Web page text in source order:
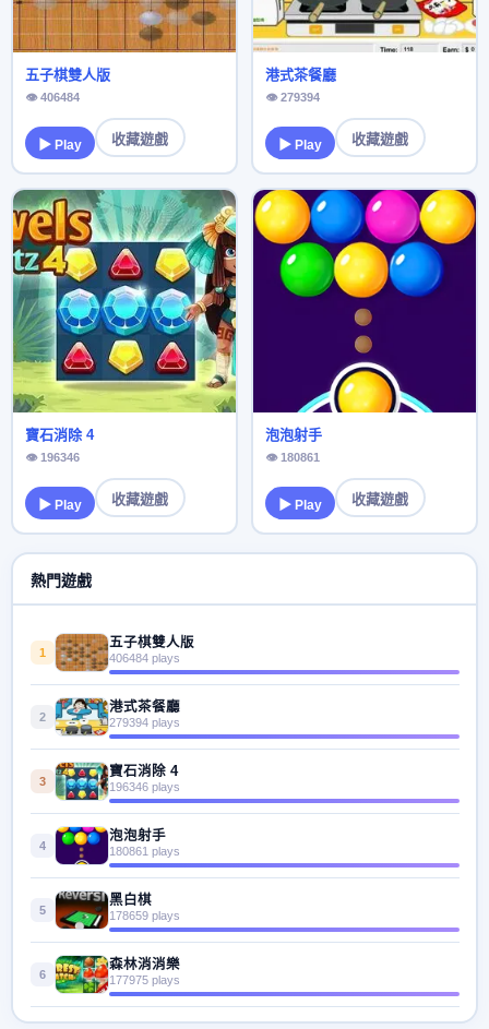
五子棋雙人版
👁 406484
▶ Play 收藏遊戲
港式茶餐廳
👁 279394
▶ Play 收藏遊戲
寶石消除 4
👁 196346
▶ Play 收藏遊戲
泡泡射手
👁 180861
▶ Play 收藏遊戲
熱門遊戲
1
五子棋雙人版
406484 plays
2
港式茶餐廳
279394 plays
3
寶石消除 4
196346 plays
4
泡泡射手
180861 plays
5
黑白棋
178659 plays
6
森林消消樂
177975 plays